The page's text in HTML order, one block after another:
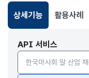
상세기능
선택됨
활용사례
API 서비스
API서비스 종류 선택